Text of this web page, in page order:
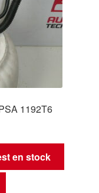
1192T6
en stock